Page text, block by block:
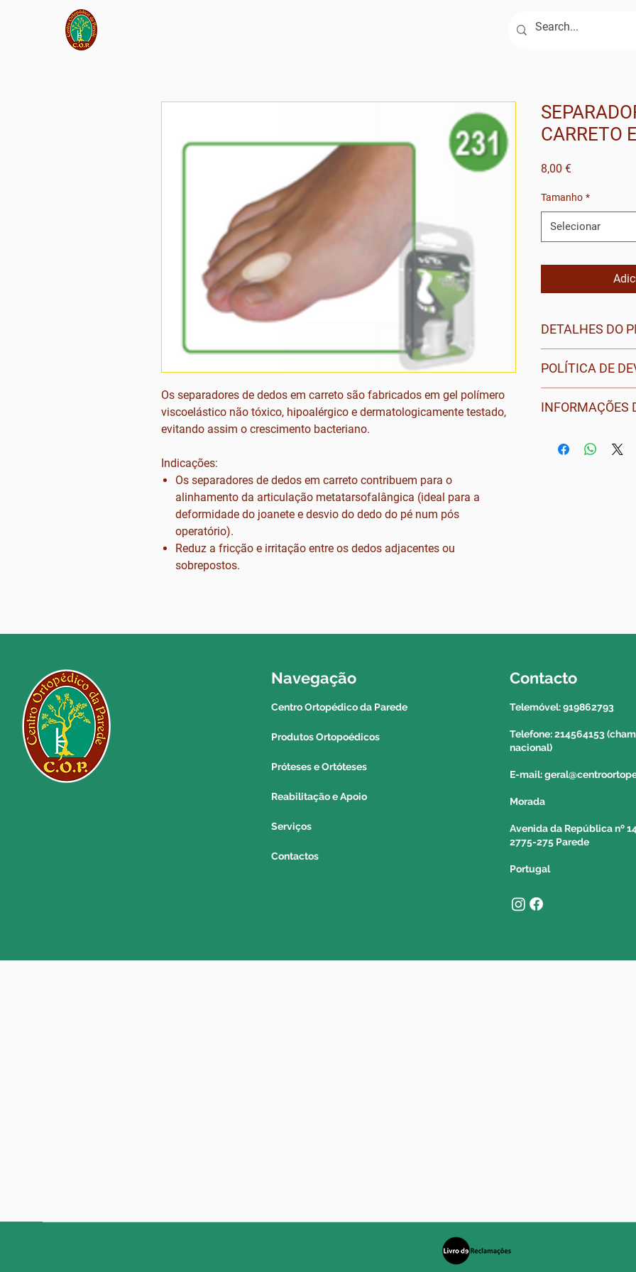
Os separadores de dedos em carreto são fabricados em gel polímero
viscoelástico não tóxico, hipoalérgico e dermatologicamente testado,
evitando assim o crescimento bacteriano.
Indicações:
Os separadores de dedos em carreto contribuem para o
alinhamento da articulação metatarsofalângica (ideal para a
deformidade do joanete e desvio do dedo do pé num pós
operatório).
Reduz a fricção e irritação entre os dedos adjacentes ou
sobrepostos.
CARRETO
8,00 €Preço
Tamanho *
Selecionar
DETALHES DO
Tamanhos: S a L
Embalagem
POLÍTICA DE
políticas de
principal ou
INFORMAÇÕES
Poderá solicitar a
açores. Para
deverá contactar
informação a um
Navegação
Centro Ortopédico da Parede
Produtos Ortopoédicos
Próteses e Ortóteses
Reabilitação e Apoio
Serviços
Contactos
Contacto
Telemóvel: 919862793
Telefone: 214564153
nacional)
E-mail:
Morada
Avenida da República nº
2775-275 Parede
Portugal